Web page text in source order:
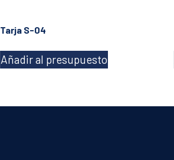
Tarja S-04
Añadir al presupuesto